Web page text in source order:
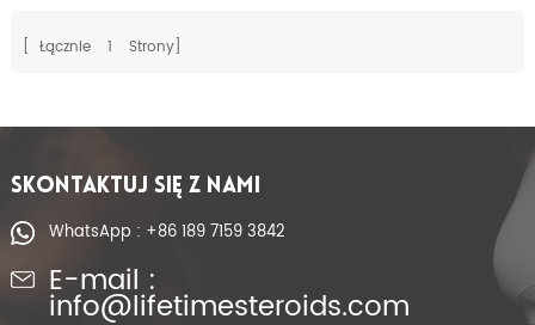
[ Łącznie 1 Strony]
SKONTAKTUJ SIĘ Z NAMI
WhatsApp : +86 189 7159 3842
E-mail :
info@lifetimesteroids.com